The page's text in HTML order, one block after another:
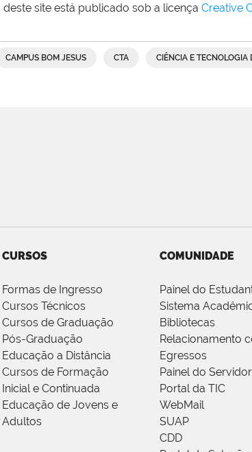
site está publicado sob a licença Creative
CAMPUS BOM JESUS CTA CIÊNCIA E TECNOLOGIA
CURSOS
Formas de Ingresso
Cursos Técnicos
Cursos de Graduação
Pós-Graduação
Educação a Distância
Cursos de Formação
Inicial e Continuada
Educação de Jovens e
Adultos
COMUNIDADE
Painel do
Sistema
Bibliotecas
Relacionamento
Egressos
Painel do Servidor
Portal da TIC
WebMail
SUAP
CDD